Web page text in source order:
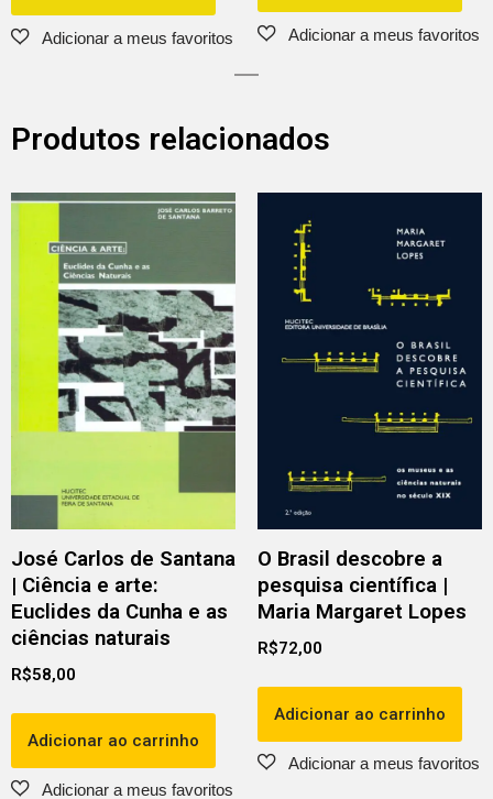
Produtos relacionados
José Carlos de Santana
| Ciência e arte:
Euclides da Cunha e as
ciências naturais
R$58,00
Adicionar ao carrinho
O Brasil descobre a
pesquisa científica |
Maria Margaret Lopes
R$72,00
Adicionar ao carrinho